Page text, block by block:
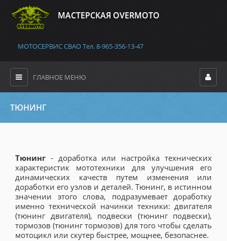
MАСТЕРСКАЯ OVERMOTO
МОТОСЕРВИС СВАО Тел. 8-965-356-13-47
ГЛАВНОЕ МЕНЮ
ТЮНИНГ
Тюнинг - доработка или настройка технических
характеристик мототехники для улучшения его
динамических качеств путем изменения или
доработки его узлов и деталей. Тюнинг, в истинном
значении этого слова, подразумевает доработку
именно технической начинки техники: двигателя
(тюнинг двигателя), подвески (тюнинг подвески),
тормозов (тюнинг тормозов) для того чтобы сделать
мотоцикл или скутер быстрее, мощнее, безопаснее.